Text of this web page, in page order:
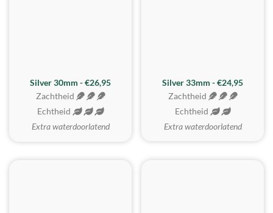
Silver 30mm - €26,95
Zachtheid
Echtheid
Extra waterdoorlatend
Silver 33mm - €24,95
Zachtheid
Echtheid
Extra waterdoorlatend